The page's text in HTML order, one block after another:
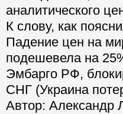
аналитического
К слову, как
Падение цен на
подешевела на
Эмбарго РФ,
СНГ (Украина
Автор: Александр